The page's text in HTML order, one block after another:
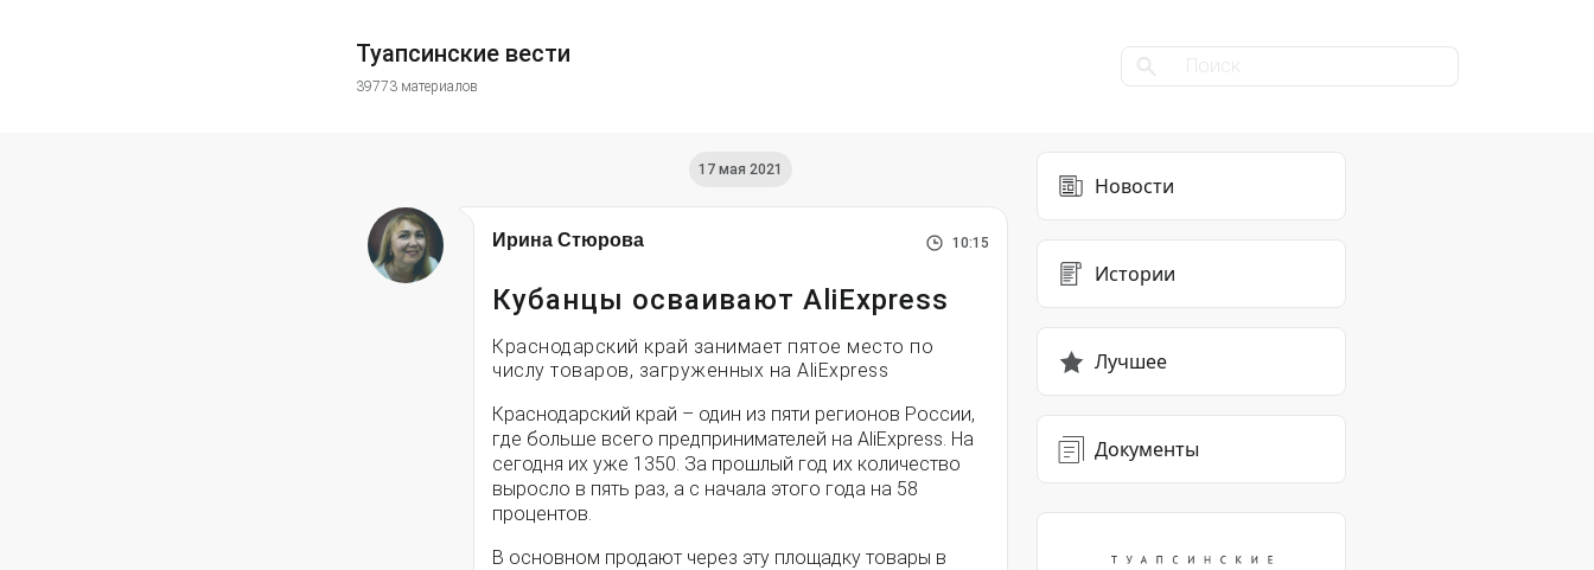
Туапсинские вести
39773 материалов
17 мая 2021
Ирина Стюрова 10:15
Кубанцы осваивают AliExpress
Краснодарский край занимает пятое место по
числу товаров, загруженных на AliExpress
Краснодарский край – один из пяти регионов России,
где больше всего предпринимателей на AliExpress. На
сегодня их уже 1350. За прошлый год их количество
выросло в пять раз, а с начала этого года на 58
процентов.
В основном продают через эту площадку товары в
Новости
Истории
Лучшее
Документы